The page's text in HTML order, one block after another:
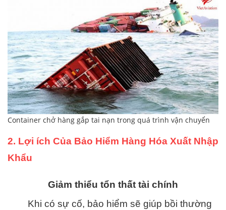
Container chở hàng gắp tai nạn trong quá trình vận chuyển
2. Lợi ích Của Bảo Hiểm Hàng Hóa Xuất Nhập
Khẩu
Giảm thiểu tổn thất tài chính
Khi có sự cố, bảo hiểm sẽ giúp bồi thường